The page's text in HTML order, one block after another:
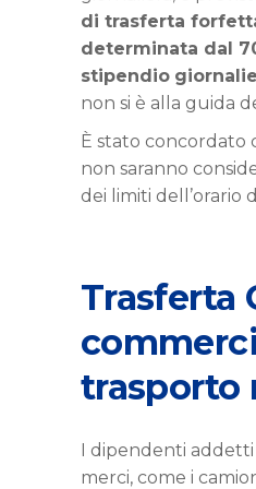
di trasferta
determinata dal
stipendio
non si è alla guida
È stato concordato
non saranno
dei limiti dell’orario
Trasferta
trasporto
I dipendenti
merci, come i